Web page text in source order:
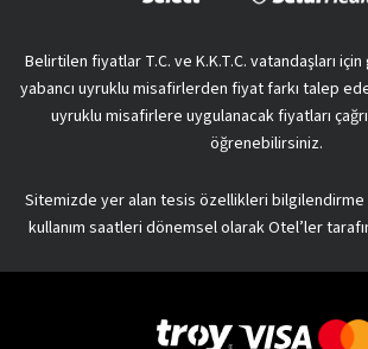
Belirtilen fiyatlar T.C. ve K.K.T.C. vatandaşları
yabancı uyruklu misafirlerden fiyat farkı talep
uyruklu misafirlere uygulanacak fiyatları
öğrenebilirsiniz.
Sitemizde yer alan tesis özellikleri bilgilendirme
kullanım saatleri dönemsel olarak Otel’ler